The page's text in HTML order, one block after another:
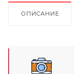
ОПИСАНИЕ